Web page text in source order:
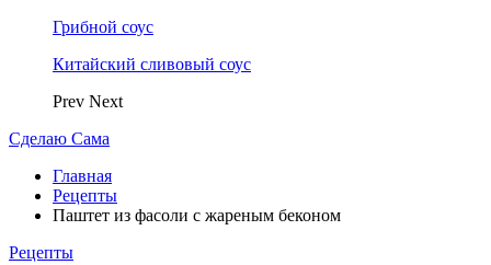
Грибной соус
Китайский сливовый соус
Prev Next
Сделаю Сама
Главная
Рецепты
Паштет из фасоли с жареным беконом
Рецепты